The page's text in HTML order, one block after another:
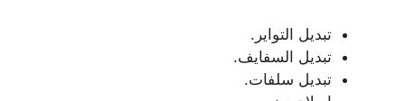
تبديل التواير.
تبديل السفايف.
تبديل سلفات.